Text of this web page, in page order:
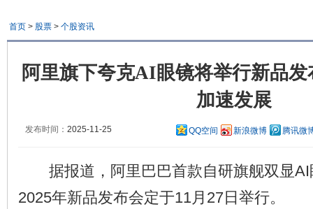
首页> 股票> 个股资讯
阿里旗下夸克AI眼镜将举行新品
加速发展
发布时间： 2025-11-25 QQ空间 新浪微博 腾讯微
据报道，阿里巴巴首款自研旗舰双显
2025年新品发布会定于11月27日举行。